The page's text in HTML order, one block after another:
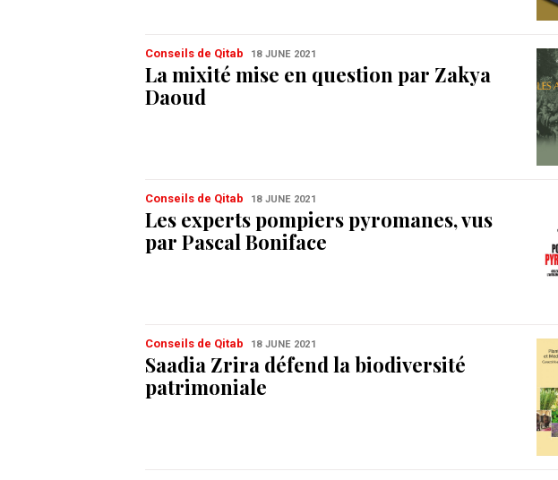
Conseils de Qitab 18 JUNE 2021
La mixité mise en question par Zakya
Daoud
Conseils de Qitab 18 JUNE 2021
Les experts pompiers pyromanes, vus
par Pascal Boniface
Conseils de Qitab 18 JUNE 2021
Saadia Zrira défend la biodiversité
patrimoniale